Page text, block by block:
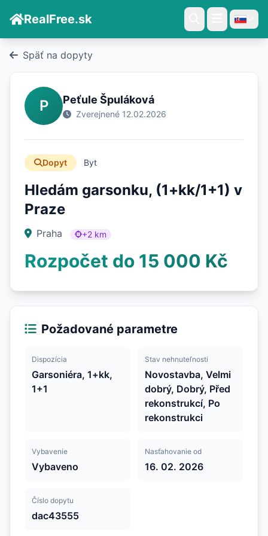
RealFree.sk
Späť na dopyty
P Peťule Špuláková
Zverejnené 12.02.2026
Dopyt Byt
Hledám garsonku, (1+kk/1+1) v
Praze
Praha +2 km
Rozpočet do 15 000 Kč
Požadované parametre
Dispozícia
Garsoniéra, 1+kk,
1+1
Stav nehnuteľnosti
Novostavba, Velmi
dobrý, Dobrý, Před
rekonstrukcí, Po
rekonstrukci
Vybavenie
Vybaveno
Nasťahovanie od
16. 02. 2026
Číslo dopytu
dac43555